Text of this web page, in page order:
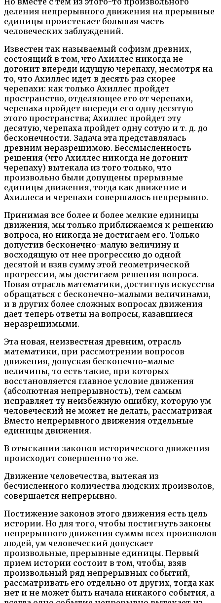
деления непрерывного движения на прерывные
единицы проистекает большая часть
человеческих заблуждений.
Известен так называемый софизм древних,
состоящий в том, что Ахиллес никогда не
догонит впереди идущую черепаху, несмотря на
то, что Ахиллес идет в десять раз скорее
черепахи: как только Ахиллес пройдет
пространство, отделяющее его от черепахи,
черепаха пройдет впереди его одну десятую
этого пространства; Ахиллес пройдет эту
десятую, черепаха пройдет одну сотую и т. д. до
бесконечности. Задача эта представлялась
древним неразрешимою. Бессмысленность
решения (что Ахиллес никогда не догонит
черепаху) вытекала из того только, что
произвольно были допущены прерывные
единицы движения, тогда как движение и
Ахиллеса и черепахи совершалось непрерывно.
Принимая все более и более мелкие единицы
движения, мы только приближаемся к решению
вопроса, но никогда не достигаем его. Только
допустив бесконечно-малую величину и
восходящую от нее прогрессию до одной
десятой и взяв сумму этой геометрической
прогрессии, мы достигаем решения вопроса.
Новая отрасль математики, достигнув искусства
обращаться с бесконечно-малыми величинами,
и в других более сложных вопросах движения
дает теперь ответы на вопросы, казавшиеся
неразрешимыми.
Эта новая, неизвестная древним, отрасль
математики, при рассмотрении вопросов
движения, допуская бесконечно-малые
величины, то есть такие, при которых
восстановляется главное условие движения
(абсолютная непрерывность), тем самым
исправляет ту неизбежную ошибку, которую ум
человеческий не может не делать, рассматривая
Вместо непрерывного движения отдельные
единицы движения.
В отыскании законов исторического движения
происходит совершенно то же.
Движение человечества, вытекая из
бесчисленного количества людских произволов,
совершается непрерывно.
Постижение законов этого движения есть цель
истории. Но для того, чтобы постигнуть законы
непрерывного движения суммы всех произволов
людей, ум человеческий допускает
произвольные, прерывные единицы. Первый
прием истории состоит в том, чтобы, взяв
произвольный ряд непрерывных событий,
рассматривать его отдельно от других, тогда как
нет и не может быть начала никакого события, а